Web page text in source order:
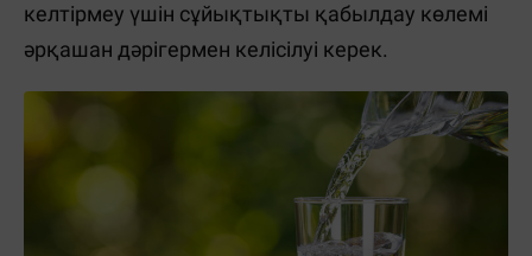
келтірмеу үшін сұйықтықты қабылдау көлемі
әрқашан дәрігермен келісілуі керек.